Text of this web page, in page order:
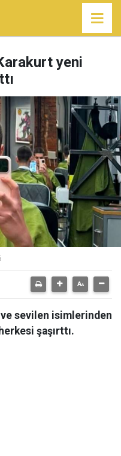
yeni
ve sevilen isimlerinden
şaşırttı.